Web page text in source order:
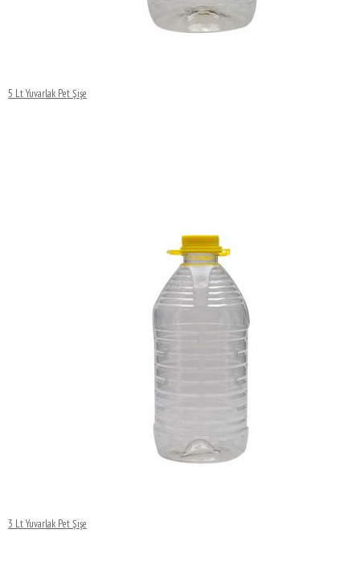
5 Lt Yuvarlak Pet Şişe
3 Lt Yuvarlak Pet Şişe